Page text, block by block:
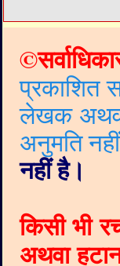
©
प्रकाशित
लेखक
अनुमति
नहीं है।
किसी भी
अथवा